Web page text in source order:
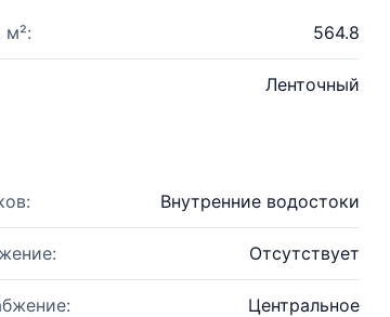
м²: 564.8
Ленточный
Внутренние водостоки
Отсутствует
Центральное